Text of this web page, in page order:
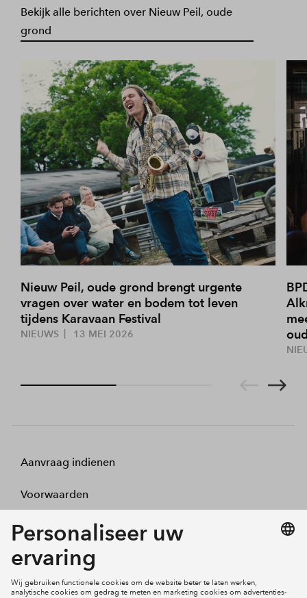
Bekijk alle berichten over Nieuw Peil, oude
grond
Nieuw Peil, oude grond brengt urgente
vragen over water en bodem tot leven
tijdens Karavaan Festival
NIEUWS 13 MEI 2026
Aanvraag indienen
Voorwaarden
Projecten